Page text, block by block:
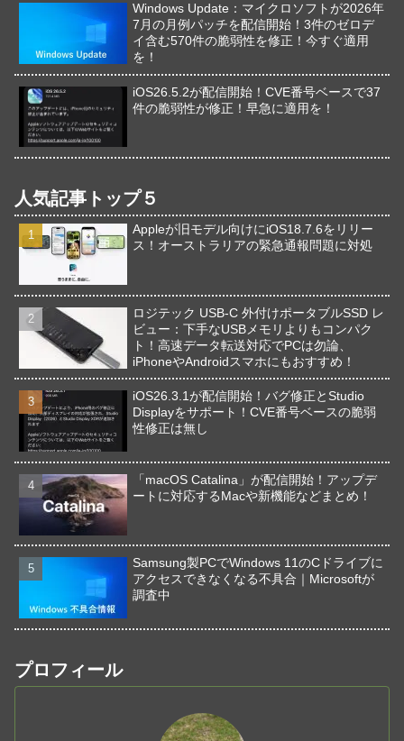
Windows Update：マイクロソフトが2026年
7月の月例パッチを配信開始！3件のゼロデ
イ含む570件の脆弱性を修正！今すぐ適用
を！
iOS26.5.2が配信開始！CVE番号ベースで37
件の脆弱性が修正！早急に適用を！
人気記事トップ５
Appleが旧モデル向けにiOS18.7.6をリリー
ス！オーストラリアの緊急通報問題に対処
ロジテック USB-C 外付けポータブルSSD レ
ビュー：下手なUSBメモリよりもコンパク
ト！高速データ転送対応でPCは勿論、
iPhoneやAndroidスマホにもおすすめ！
iOS26.3.1が配信開始！バグ修正とStudio
Displayをサポート！CVE番号ベースの脆弱
性修正は無し
「macOS Catalina」が配信開始！アップデ
ートに対応するMacや新機能などまとめ！
Samsung製PCでWindows 11のCドライブに
アクセスできなくなる不具合｜Microsoftが
調査中
プロフィール